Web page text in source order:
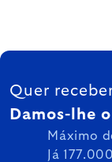
FOOTER
Quer
Damos-lhe
Máximo
Já